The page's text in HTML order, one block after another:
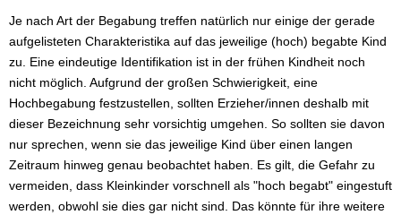
Je nach Art der Begabung treffen natürlich nur einige der gerade
aufgelisteten Charakteristika auf das jeweilige (hoch) begabte Kind
zu. Eine eindeutige Identifikation ist in der frühen Kindheit noch
nicht möglich. Aufgrund der großen Schwierigkeit, eine
Hochbegabung festzustellen, sollten Erzieher/innen deshalb mit
dieser Bezeichnung sehr vorsichtig umgehen. So sollten sie davon
nur sprechen, wenn sie das jeweilige Kind über einen langen
Zeitraum hinweg genau beobachtet haben. Es gilt, die Gefahr zu
vermeiden, dass Kleinkinder vorschnell als "hoch begabt" eingestuft
werden, obwohl sie dies gar nicht sind. Das könnte für ihre weitere